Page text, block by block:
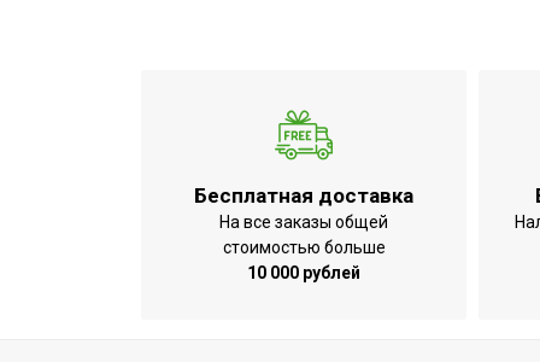
Бесплатная доставка
На все заказы общей
стоимостью больше
10 000 рублей